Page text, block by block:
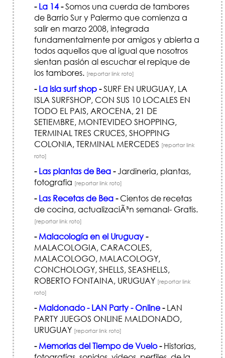
- La 14-Somos una cuerda de tambores
de Barrio Sur y Palermo que comienza a
salir en marzo 2008, integrada
fundamentalmente por amigos y abierta a
todos aquellos que al igual que nosotros
sientan pasión al escuchar el repique de
los tambores. [reportar link roto]
- La isla surf shop-SURF EN URUGUAY, LA
ISLA SURFSHOP, CON SUS 10 LOCALES EN
TODO EL PAIS, AROCENA, 21 DE
SETIEMBRE, MONTEVIDEO SHOPPING,
TERMINAL TRES CRUCES, SHOPPING
COLONIA, TERMINAL MERCEDES [reportar link
roto]
- Las plantas de Bea-Jardineria, plantas,
fotografia [reportar link roto]
- Las Recetas de Bea-Cientos de recetas
de cocina, actualizaciÃ³n semanal- Gratis.
[reportar link roto]
- Malacología en el Uruguay-
MALACOLOGIA, CARACOLES,
MALACOLOGO, MALACOLOGY,
CONCHOLOGY, SHELLS, SEASHELLS,
ROBERTO FONTAINA, URUGUAY [reportar link
roto]
- Maldonado - LAN Party - Online-LAN
PARTY JUEGOS ONLINE MALDONADO,
URUGUAY [reportar link roto]
- Memorias del Tiempo de Vuelo-Historias,